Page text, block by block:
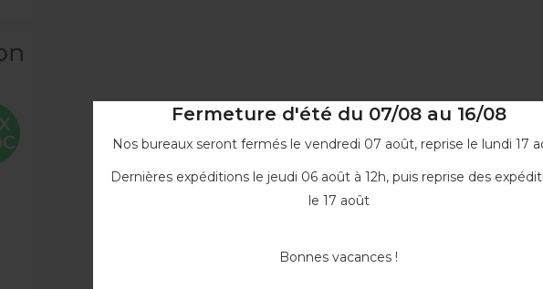
Fermeture d'été du 07/08 au 16/08
Nos bureaux seront fermés le vendredi 07 août, reprise le lundi 17
Dernières expéditions le jeudi 06 août à 12h, puis reprise des
le 17 août
Bonnes vacances !